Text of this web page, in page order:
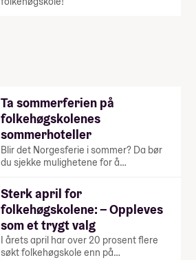
Ta sommerferien på
folkehøgskolenes
sommerhoteller
Blir det Norgesferie i sommer? Da bør
du sjekke mulighetene for å…
Sterk april for
folkehøgskolene: – Oppleves
som et trygt valg
I årets april har over 20 prosent flere
søkt folkehøgskole enn på…